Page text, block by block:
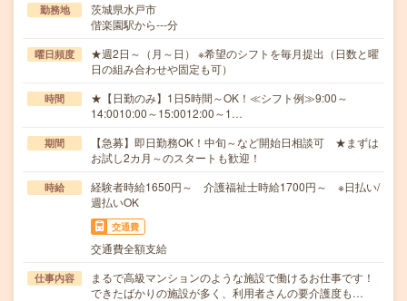
勤務地
茨城県水戸市
偕楽園駅から---分
曜日頻度
★週2日～（月～日） ※希望のシフトを毎月提出（日数と曜
日の組み合わせや固定も可）
時間
★【日勤のみ】1日5時間～OK！≪シフト例≫9:00～
14:0010:00～15:0012:00～1…
期間
【急募】即日勤務OK！中旬～など開始日相談可 ★まずは
お試し2カ月～のスタートも歓迎！
時給
経験者時給1650円～ 介護福祉士時給1700円～ ※日払い/
週払いOK
交通費
交通費全額支給
仕事内容
まるで高級マンションのような施設で働けるお仕事です！
できたばかりの施設が多く、利用者さんの要介護度も…